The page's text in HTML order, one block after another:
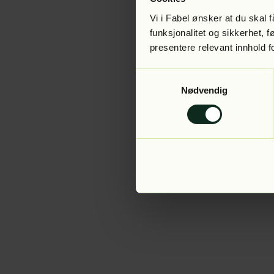
Vi i Fabel ønsker at du skal
funksjonalitet og sikkerhet,
presentere relevant innhold
Nødvendig
Application